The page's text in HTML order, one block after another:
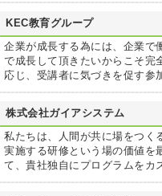
KEC教育グループ
企業が成長する為には、企業で
で成長して頂きたいからこそ完
応じ、受講者に気づきを促す参
株式会社ガイアシステム
私たちは、人間が共に場をつく
実施する研修という場の価値を
て、貴社独自にプログラムをカ